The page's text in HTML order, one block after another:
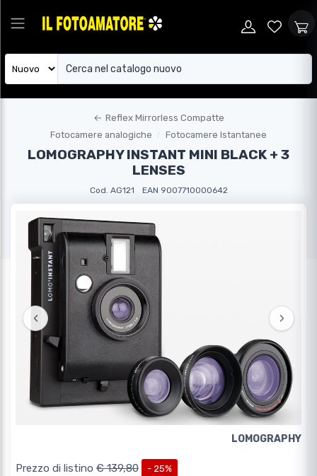
← Reflex Mirrorless Compatte
Fotocamere analogiche
Fotocamere Istantanee
LOMOGRAPHY INSTANT MINI BLACK + 3
LENSES
Cod. AG121 EAN 9007710000642
‹ ›
LOMOGRAPHY
Prezzo di listino € 139,80 - 25%